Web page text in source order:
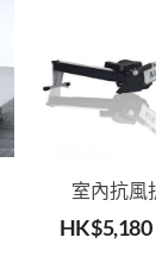
室內抗風
HK$5,180